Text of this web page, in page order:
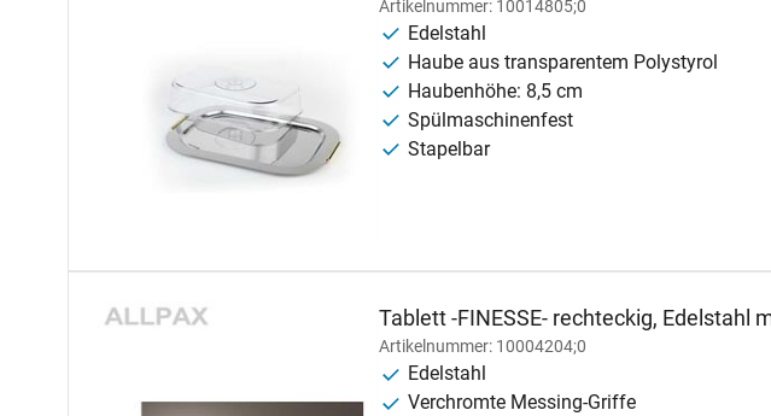
Artikelnummer: 10014805;0
Edelstahl
Haube aus transparentem Polystyrol
Haubenhöhe: 8,5 cm
Spülmaschinenfest
Stapelbar
Tablett -FINESSE- rechteckig, Edelstahl
Artikelnummer: 10004204;0
Edelstahl
Verchromte Messing-Griffe